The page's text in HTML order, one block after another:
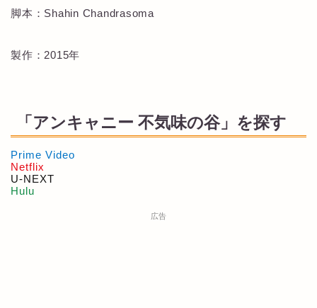
脚本：Shahin Chandrasoma
製作：2015年
「アンキャニー 不気味の谷」を探す
Prime Video
Netflix
U-NEXT
Hulu
広告